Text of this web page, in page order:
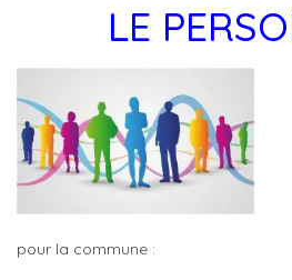
LE
pour la commune :